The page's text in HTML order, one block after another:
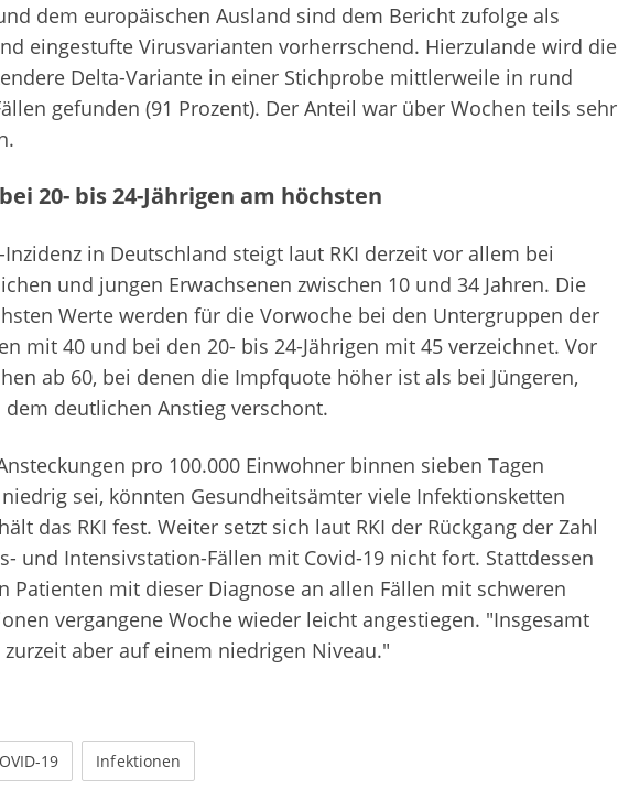
dem europäischen Ausland sind dem Bericht zufolge als
eingestufte Virusvarianten vorherrschend. Hierzulande wird die
Delta-Variante in einer Stichprobe mittlerweile in rund
gefunden (91 Prozent). Der Anteil war über Wochen teils sehr
20- bis 24-Jährigen am höchsten
Inzidenz in Deutschland steigt laut RKI derzeit vor allem bei
und jungen Erwachsenen zwischen 10 und 34 Jahren. Die
Werte werden für die Vorwoche bei den Untergruppen der
mit 40 und bei den 20- bis 24-Jährigen mit 45 verzeichnet. Vor
ab 60, bei denen die Impfquote höher ist als bei Jüngeren,
deutlichen Anstieg verschont.
pro 100.000 Einwohner binnen sieben Tagen
sei, könnten Gesundheitsämter viele Infektionsketten
das RKI fest. Weiter setzt sich laut RKI der Rückgang der Zahl
und Intensivstation-Fällen mit Covid-19 nicht fort. Stattdessen
Patienten mit dieser Diagnose an allen Fällen mit schweren
vergangene Woche wieder leicht angestiegen. "Insgesamt
aber auf einem niedrigen Niveau."
19 Infektionen